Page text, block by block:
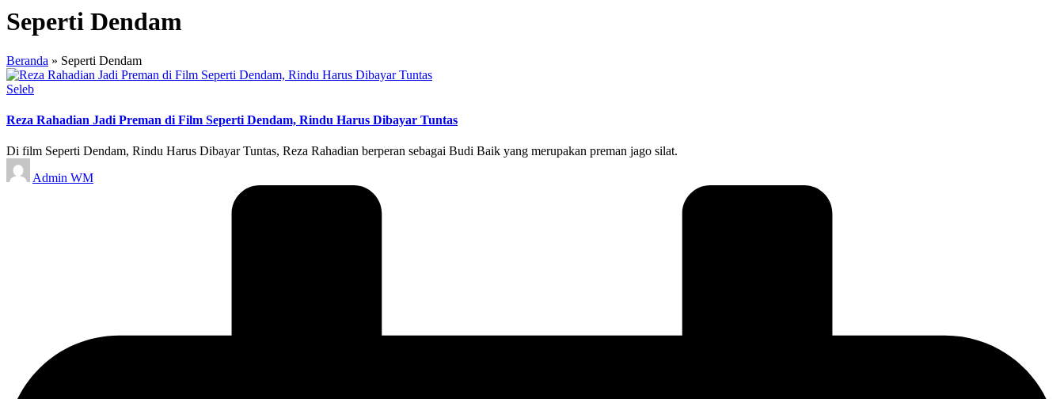
Seperti Dendam
Beranda » Seperti Dendam
Posted
Seleb
Reza Rahadian Jadi Preman di Film Seperti Dendam, Rindu Harus Dibayar Tuntas
Di film Seperti Dendam, Rindu Harus Dibayar Tuntas, Reza Rahadian berperan sebagai Budi Baik yang merupakan preman jago silat.
Posted
by
Admin WM